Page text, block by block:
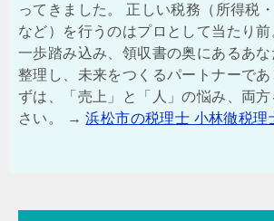
ってきました。 正しい税務（所得税
など）を行うのはプロとして当たり
一歩踏み込み、領収書の奥にあるあ
整理し、未来をつくるパートナーであ
ずは、「売上」と「人」の悩み、両
さい。 →浜松市の税理士 小林徹税理